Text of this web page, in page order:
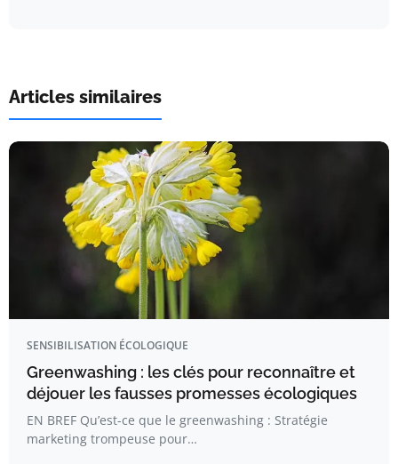
Articles similaires
SENSIBILISATION ÉCOLOGIQUE
Greenwashing : les clés pour reconnaître et
déjouer les fausses promesses écologiques
EN BREF Qu’est-ce que le greenwashing : Stratégie
marketing trompeuse pour…